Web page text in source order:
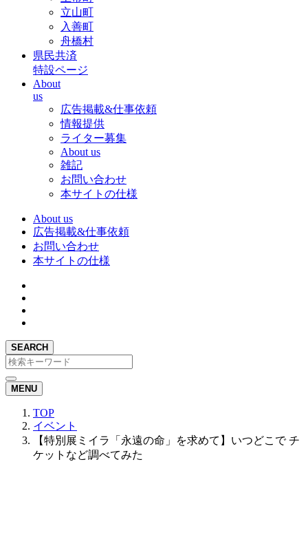
立山町
入善町
舟橋村
県民共済
特設ページ
About
us
広告掲載&仕事依頼
情報提供
ライター募集
About us
雑記
お問い合わせ
本サイトの仕様
About us
広告掲載&仕事依頼
お問い合わせ
本サイトの仕様
SEARCH
MENU
TOP
イベント
【特別展ミイラ「永遠の命」を求めて】いつどこで チ
ケットなど調べてみた